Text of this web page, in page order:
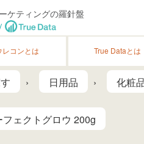
ケティングの羅針盤
レコンとは True Dataとは
日用品 化粧
ェクトグロウ 200g